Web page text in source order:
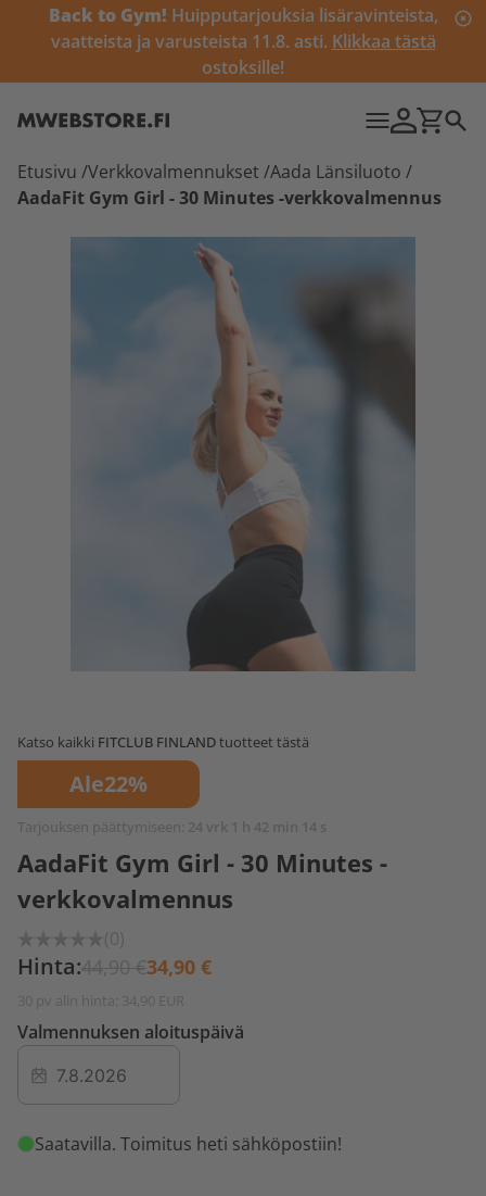
Back to Gym! Huipputarjouksia lisäravinteista,
vaatteista ja varusteista 11.8. asti. Klikkaa tästä
ostoksille!
Etusivu /Verkkovalmennukset /Aada Länsiluoto /
AadaFit Gym Girl - 30 Minutes -verkkovalmennus
Katso kaikki FITCLUB FINLANDtuotteet tästä
Ale22%
Tarjouksen päättymiseen: 24 vrk 1 h 42 min 14 s
AadaFit Gym Girl - 30 Minutes -
verkkovalmennus
(0)
Hinta:44,90 €34,90 €
30 pv alin hinta: 34,90 EUR
Valmennuksen aloituspäivä
Saatavilla. Toimitus heti sähköpostiin!